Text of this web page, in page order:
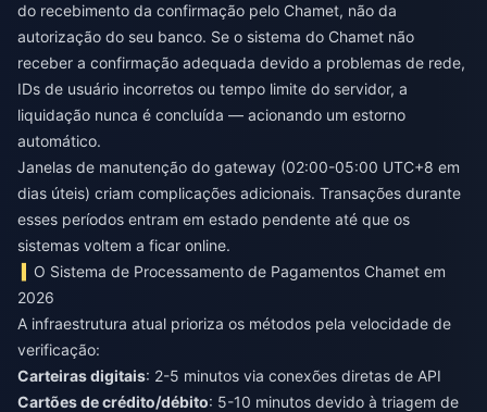
do recebimento da confirmação pelo Chamet, não da
autorização do seu banco. Se o sistema do Chamet não
receber a confirmação adequada devido a problemas de rede,
IDs de usuário incorretos ou tempo limite do servidor, a
liquidação nunca é concluída — acionando um estorno
automático.
Janelas de manutenção do gateway (02:00-05:00 UTC+8 em
dias úteis) criam complicações adicionais. Transações durante
esses períodos entram em estado pendente até que os
sistemas voltem a ficar online.
O Sistema de Processamento de Pagamentos Chamet em
2026
A infraestrutura atual prioriza os métodos pela velocidade de
verificação:
Carteiras digitais: 2-5 minutos via conexões diretas de API
Cartões de crédito/débito: 5-10 minutos devido à triagem de